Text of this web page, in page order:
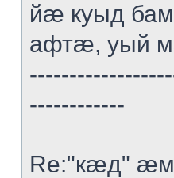
йæ куыд
афтæ, уый
------------
Re:"кæд"